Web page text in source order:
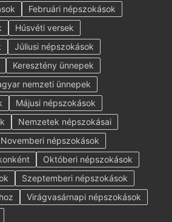
Februári népszokások
Húsvéti versek
Júliusi népszokások
Keresztény ünnepek
nemzeti ünnepek
Májusi népszokások
Nemzetek népszokásai
Novemberi népszokások
Októberi népszokások
Szeptemberi népszokások
Virágvasárnapi népszokások